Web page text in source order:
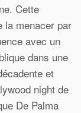
Cette
la menacer par
avec un
dans une
et
night de
De Palma